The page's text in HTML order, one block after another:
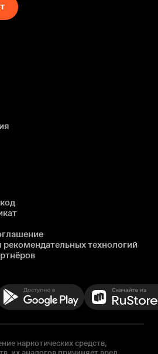
технологий
наркотических средств,